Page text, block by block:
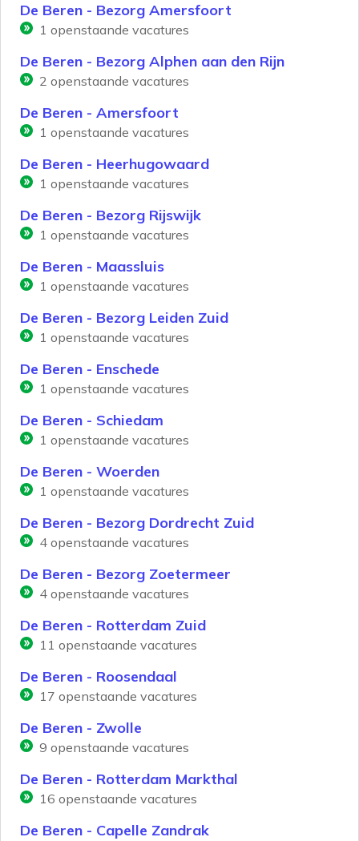
De Beren - Bezorg Amersfoort
1 openstaande vacatures
De Beren - Bezorg Alphen aan den Rijn
2 openstaande vacatures
De Beren - Amersfoort
1 openstaande vacatures
De Beren - Heerhugowaard
1 openstaande vacatures
De Beren - Bezorg Rijswijk
1 openstaande vacatures
De Beren - Maassluis
1 openstaande vacatures
De Beren - Bezorg Leiden Zuid
1 openstaande vacatures
De Beren - Enschede
1 openstaande vacatures
De Beren - Schiedam
1 openstaande vacatures
De Beren - Woerden
1 openstaande vacatures
De Beren - Bezorg Dordrecht Zuid
4 openstaande vacatures
De Beren - Bezorg Zoetermeer
4 openstaande vacatures
De Beren - Rotterdam Zuid
11 openstaande vacatures
De Beren - Roosendaal
17 openstaande vacatures
De Beren - Zwolle
9 openstaande vacatures
De Beren - Rotterdam Markthal
16 openstaande vacatures
De Beren - Capelle Zandrak